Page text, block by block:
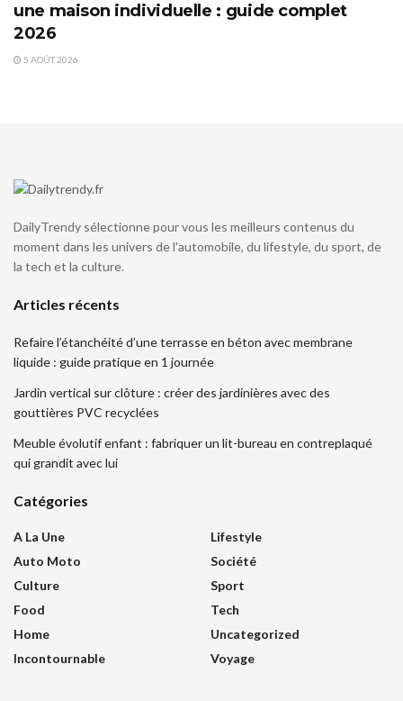
une maison individuelle : guide complet
2026
5 AOÛT 2026
DailyTrendy sélectionne pour vous les meilleurs contenus du
moment dans les univers de l'automobile, du lifestyle, du sport, de
la tech et la culture.
Articles récents
Refaire l’étanchéité d’une terrasse en béton avec membrane
liquide : guide pratique en 1 journée
Jardin vertical sur clôture : créer des jardinières avec des
gouttières PVC recyclées
Meuble évolutif enfant : fabriquer un lit-bureau en contreplaqué
qui grandit avec lui
Catégories
A La Une
Auto Moto
Culture
Food
Home
Incontournable
Lifestyle
Société
Sport
Tech
Uncategorized
Voyage